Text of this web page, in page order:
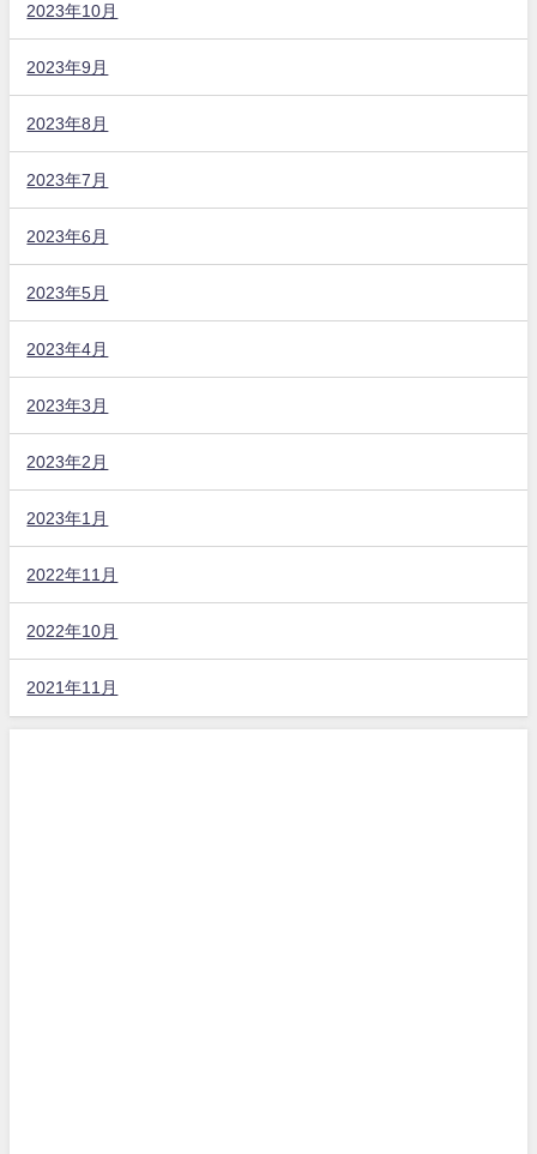
2023年10月
2023年9月
2023年8月
2023年7月
2023年6月
2023年5月
2023年4月
2023年3月
2023年2月
2023年1月
2022年11月
2022年10月
2021年11月